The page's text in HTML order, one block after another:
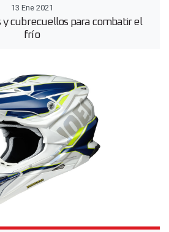
13 Ene 2021
y cubrecuellos para combatir el
frío